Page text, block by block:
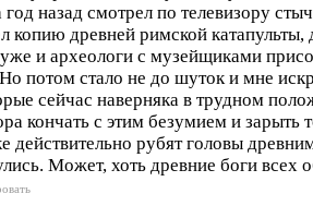
назад смотрел по телевизору
копию древней римской катапульты,
и археологи с музейщиками
потом стало не до шуток и мне
сейчас наверняка в трудном
кончать с этим безумием и зарыть
действительно рубят головы
Может, хоть древние боги всех